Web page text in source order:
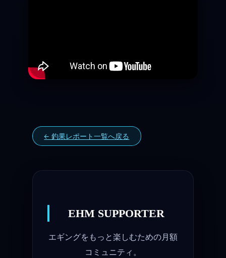
← 釣果レポート一覧へ戻る
EHM SUPPORTER
エギングをもっと楽しむための月額
コミュニティ。